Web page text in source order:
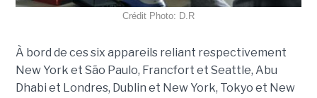
Crédit Photo: D.R
À bord de ces six appareils reliant respectivement
New York et São Paulo, Francfort et Seattle, Abu
Dhabi et Londres, Dublin et New York, Tokyo et New